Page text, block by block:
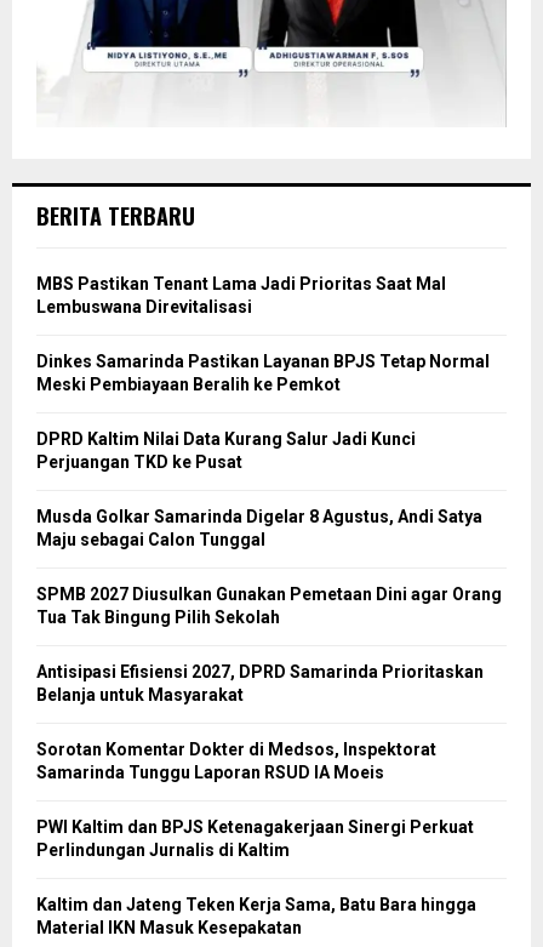
BERITA TERBARU
MBS Pastikan Tenant Lama Jadi Prioritas Saat Mal
Lembuswana Direvitalisasi
Dinkes Samarinda Pastikan Layanan BPJS Tetap Normal
Meski Pembiayaan Beralih ke Pemkot
DPRD Kaltim Nilai Data Kurang Salur Jadi Kunci
Perjuangan TKD ke Pusat
Musda Golkar Samarinda Digelar 8 Agustus, Andi Satya
Maju sebagai Calon Tunggal
SPMB 2027 Diusulkan Gunakan Pemetaan Dini agar Orang
Tua Tak Bingung Pilih Sekolah
Antisipasi Efisiensi 2027, DPRD Samarinda Prioritaskan
Belanja untuk Masyarakat
Sorotan Komentar Dokter di Medsos, Inspektorat
Samarinda Tunggu Laporan RSUD IA Moeis
PWI Kaltim dan BPJS Ketenagakerjaan Sinergi Perkuat
Perlindungan Jurnalis di Kaltim
Kaltim dan Jateng Teken Kerja Sama, Batu Bara hingga
Material IKN Masuk Kesepakatan